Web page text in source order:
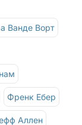
Ванде Ворт
Френк Ебер
Аллен